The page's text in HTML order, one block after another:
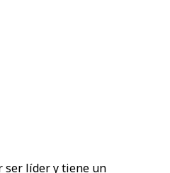
ser líder y tiene un